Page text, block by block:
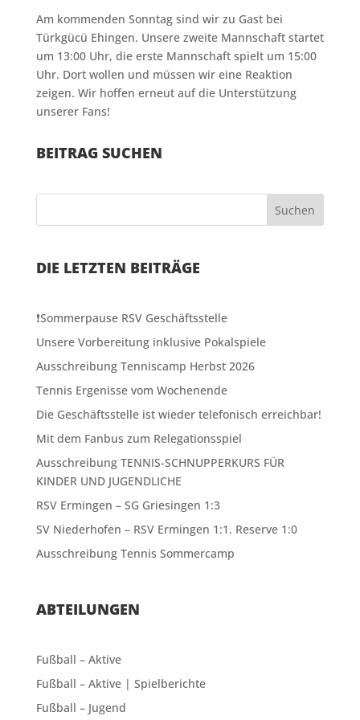
Am kommenden Sonntag sind wir zu Gast bei
Türkgücü Ehingen. Unsere zweite Mannschaft startet
um 13:00 Uhr, die erste Mannschaft spielt um 15:00
Uhr. Dort wollen und müssen wir eine Reaktion
zeigen. Wir hoffen erneut auf die Unterstützung
unserer Fans!
BEITRAG SUCHEN
Suchen
DIE LETZTEN BEITRÄGE
❗️Sommerpause RSV Geschäftsstelle
Unsere Vorbereitung inklusive Pokalspiele
Ausschreibung Tenniscamp Herbst 2026
Tennis Ergenisse vom Wochenende
Die Geschäftsstelle ist wieder telefonisch erreichbar!
Mit dem Fanbus zum Relegationsspiel
Ausschreibung TENNIS-SCHNUPPERKURS FÜR
KINDER UND JUGENDLICHE
RSV Ermingen – SG Griesingen 1:3
SV Niederhofen – RSV Ermingen 1:1. Reserve 1:0
Ausschreibung Tennis Sommercamp
ABTEILUNGEN
Fußball – Aktive
Fußball – Aktive | Spielberichte
Fußball – Jugend